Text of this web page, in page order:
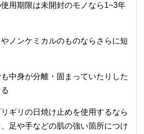
用期限は未開封のモノなら1~3年
ノンケミカルのものならさらに短
中身が分離・固まっていたりした
ギリの日焼け止めを使用するなら
足や手などの肌の強い箇所につけ